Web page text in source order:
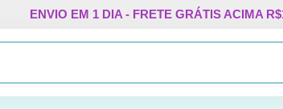
Pular
o
ENVIO EM 1 DIA - FRETE GRÁTIS ACIMA
Procurar